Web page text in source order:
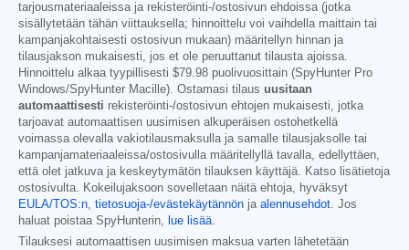
tarjousmateriaaleissa ja rekisteröinti-/ostosivun ehdoissa (jotka
sisällytetään tähän viittauksella; hinnoittelu voi vaihdella maittain tai
kampanjakohtaisesti ostosivun mukaan) määritellyn hinnan ja
tilausjakson mukaisesti, jos et ole peruuttanut tilausta ajoissa.
Hinnoittelu alkaa tyypillisesti $79.98 puolivuosittain (SpyHunter Pro
Windows/SpyHunter Macille). Ostamasi tilaus uusitaan
automaattisesti rekisteröinti-/ostosivun ehtojen mukaisesti, jotka
tarjoavat automaattisen uusimisen alkuperäisen ostohetkellä
voimassa olevalla vakiotilausmaksulla ja samalle tilausjaksolle tai
kampanjamateriaaleissa/ostosivulla määritellyllä tavalla, edellyttäen,
että olet jatkuva ja keskeytymätön tilauksen käyttäjä. Katso lisätietoja
ostosivulta. Kokeilujaksoon sovelletaan näitä ehtoja, hyväksyt
EULA/TOS:n, tietosuoja-/evästekäytännön ja alennusehdot. Jos
haluat poistaa SpyHunterin, lue lisää.
Tilauksesi automaattisen uusimisen maksua varten lähetetään